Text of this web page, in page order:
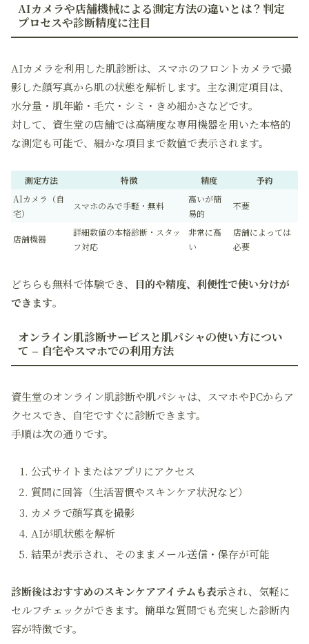
AIカメラや店舗機械による測定方法の違いとは？判定
プロセスや診断精度に注目
AIカメラを利用した肌診断は、スマホのフロントカメラで撮
影した顔写真から肌の状態を解析します。主な測定項目は、
水分量・肌年齢・毛穴・シミ・きめ細かさなどです。
対して、資生堂の店舗では高精度な専用機器を用いた本格的
な測定も可能で、細かな項目まで数値で表示されます。
測定方法 特徴 精度
予約
AIカメラ（自
宅）
スマホのみで手軽・無料
高いが簡
易的
不要
店舗機器
詳細数値の本格診断・スタッ
フ対応
非常に高
い
店舗によっては
必要
どちらも無料で体験でき、
目的や精度、利便性で使い分けが
できます。
オンライン肌診断サービスと肌パシャの使い方につい
て – 自宅やスマホでの利用方法
資生堂のオンライン肌診断や肌パシャは、スマホやPCからア
クセスでき、自宅ですぐに診断できます。
手順は次の通りです。
公式サイトまたはアプリにアクセス
質問に回答（生活習慣やスキンケア状況など）
カメラで顔写真を撮影
AIが肌状態を解析
結果が表示され、そのままメール送信・保存が可能
診断後はおすすめのスキンケアアイテムも表示され、気軽に
セルフチェックができます。簡単な質問でも充実した診断内
容が特徴です。